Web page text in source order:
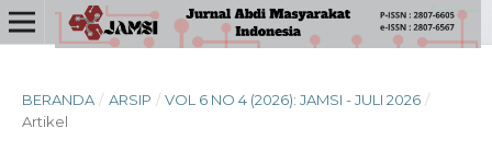
BERANDA / ARSIP / VOL 6 NO 4 (2026): JAMSI - JULI 2026 /
Artikel